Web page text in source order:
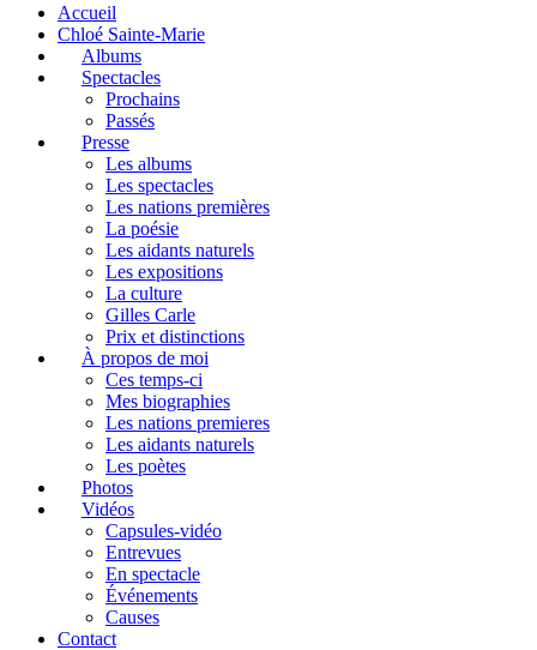
Accueil
Chloé Sainte-Marie
Albums
Spectacles
Prochains
Passés
Presse
Les albums
Les spectacles
Les nations premières
La poésie
Les aidants naturels
Les expositions
La culture
Gilles Carle
Prix et distinctions
À propos de moi
Ces temps-ci
Mes biographies
Les nations premieres
Les aidants naturels
Les poètes
Photos
Vidéos
Capsules-vidéo
Entrevues
En spectacle
Événements
Causes
Contact